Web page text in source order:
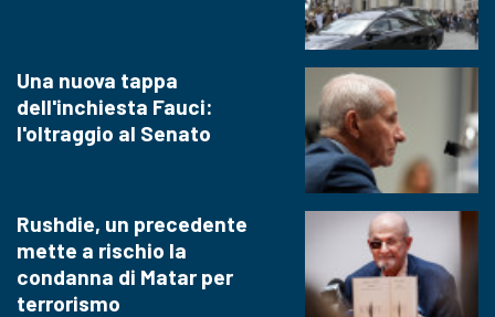
Una nuova tappa
dell'inchiesta Fauci:
l'oltraggio al Senato
Rushdie, un precedente
mette a rischio la
condanna di Matar per
terrorismo